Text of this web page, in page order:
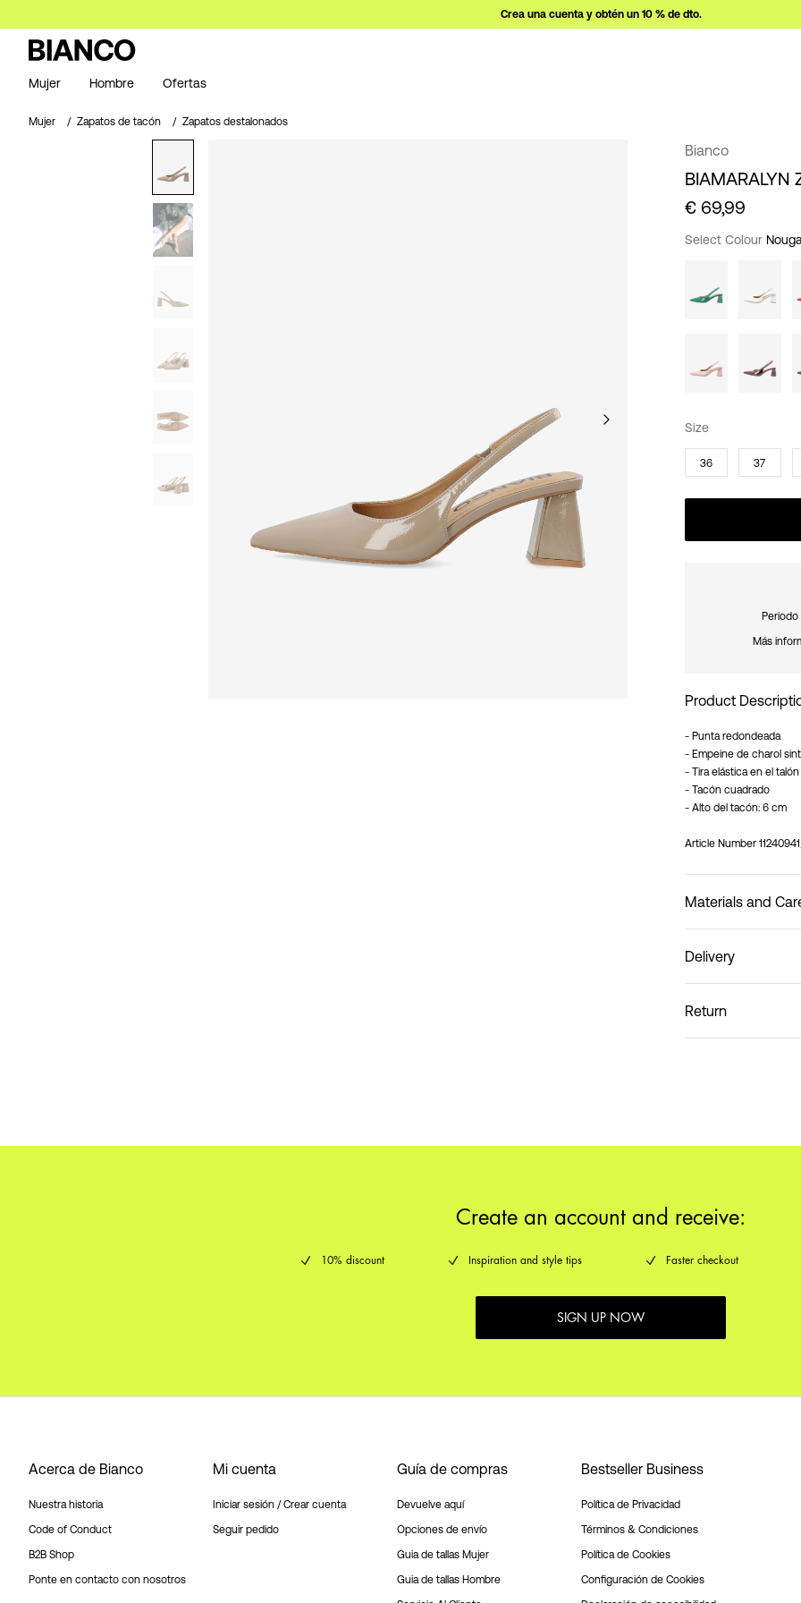
Crea una cuenta y obtén un 10 % de dto.
Mujer Hombre Ofertas
Mujer Zapatos de tacón Zapatos destalonados
Bianco
BIAMARALYN
€ 69,99
Select Colour
Size
36 37
Más
Product
- Punta redondeada
- Empeine de charol
- Tira elástica en el talón
- Tacón cuadrado
- Alto del tacón: 6 cm
Article Number
Materials and
Delivery
Return
Create an account and receive:
10% discount Inspiration and style tips Faster checkout
SIGN UP NOW
Acerca de Bianco
Nuestra historia
Code of Conduct
B2B Shop
Ponte en contacto con nosotros
Mi cuenta
Iniciar sesión / Crear cuenta
Seguir pedido
Guía de compras
Devuelve aquí
Opciones de envío
Guia de tallas Mujer
Guia de tallas Hombre
Bestseller Business
Política de Privacidad
Términos & Condiciones
Política de Cookies
Configuración de Cookies